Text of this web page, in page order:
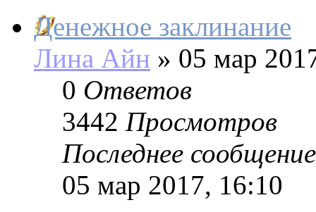
Денежное заклинание
Лина Айн » 05 мар
0 Ответов
3442 Просмотров
Последнее сообщение
05 мар 2017, 16:10